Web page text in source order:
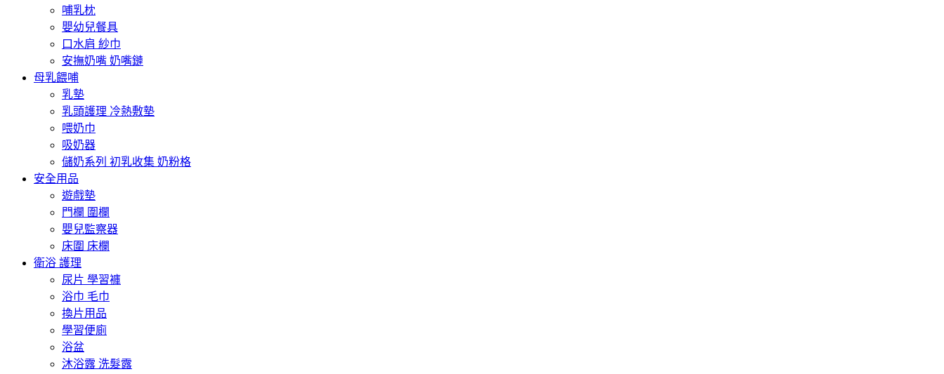
哺乳枕
嬰幼兒餐具
口水肩 紗巾
安撫奶嘴 奶嘴鏈
母乳餵哺
乳墊
乳頭護理 冷熱敷墊
喂奶巾
吸奶器
儲奶系列 初乳收集 奶粉格
安全用品
遊戲墊
門欄 圍欄
嬰兒監察器
床圍 床欄
衛浴 護理
尿片 學習褲
浴巾 毛巾
換片用品
學習便廁
浴盆
沐浴露 洗髮露